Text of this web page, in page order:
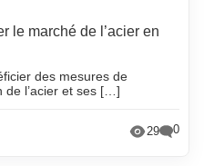
le marché de l’acier en
des mesures de
de l’acier et ses […]
29 0